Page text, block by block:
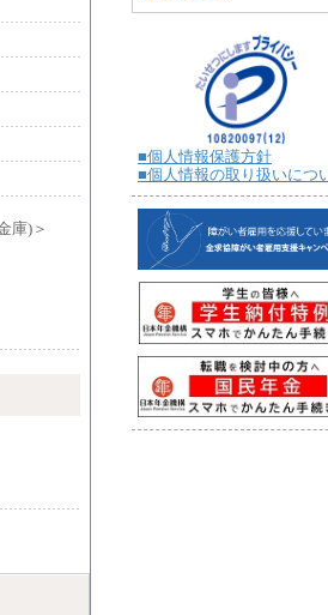
庫)＞
せん
■個人情報保護方針
■個人情報の取り扱いにつ